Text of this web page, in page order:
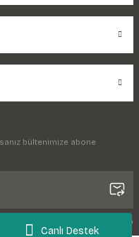
Canlı Destek
bültenimize abone
korunmaktadır.